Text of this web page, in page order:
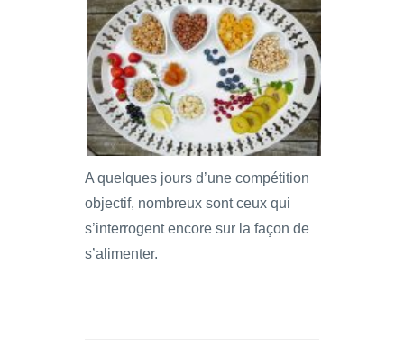
A quelques jours d’une compétition
objectif, nombreux sont ceux qui
s’interrogent encore sur la façon de
s’alimenter.